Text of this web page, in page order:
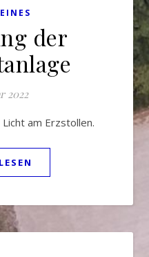
der
2022
am Erzstollen.